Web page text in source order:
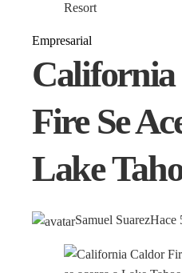
Resort
Empresarial
Fire Se
Lake
Samuel SuarezHace